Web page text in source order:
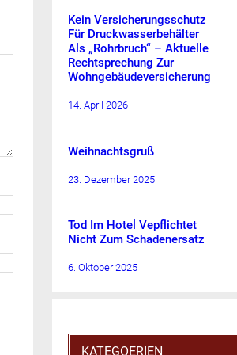
Kein Versicherungsschutz
Für Druckwasserbehälter
Als „Rohrbruch“ – Aktuelle
Rechtsprechung Zur
Wohngebäudeversicherung
14. April 2026
Weihnachtsgruß
23. Dezember 2025
Tod Im Hotel Vepflichtet
Nicht Zum Schadenersatz
6. Oktober 2025
KATEGOERIEN